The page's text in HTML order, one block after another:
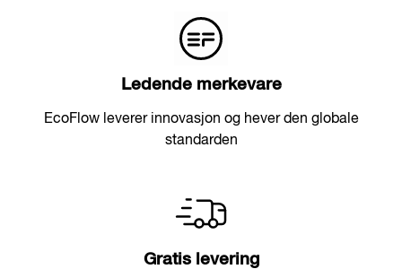
Ledende merkevare
EcoFlow leverer innovasjon og hever den globale
standarden
Gratis levering